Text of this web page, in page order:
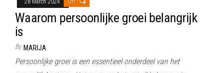
28 March 2024 Off
Waarom persoonlijke groei belangrijk
is
By MARIJA
Persoonlijke groei is een essentieel onderdeel van het